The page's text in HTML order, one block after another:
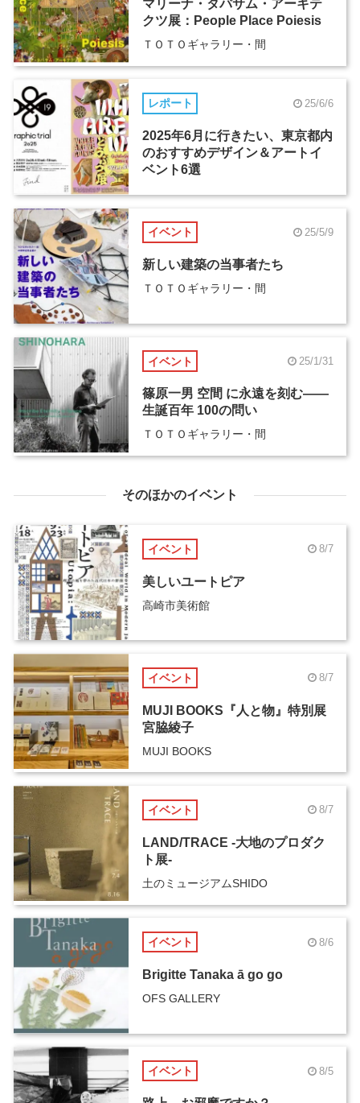
マリーナ・タバサム・アーキテ
クツ展：People Place Poiesis
ＴＯＴＯギャラリー・間
レポート 25/6/6
2025年6月に行きたい、東京都内
のおすすめデザイン＆アートイ
ベント6選
イベント 25/5/9
新しい建築の当事者たち
ＴＯＴＯギャラリー・間
イベント 25/1/31
篠原一男 空間 に永遠を刻む――
生誕百年 100の問い
ＴＯＴＯギャラリー・間
そのほかのイベント
イベント 8/7
美しいユートピア
高崎市美術館
イベント 8/7
MUJI BOOKS『人と物』特別展
宮脇綾子
MUJI BOOKS
イベント 8/7
LAND/TRACE -大地のプロダク
ト展-
土のミュージアムSHIDO
イベント 8/6
Brigitte Tanaka ā go go
OFS GALLERY
イベント 8/5